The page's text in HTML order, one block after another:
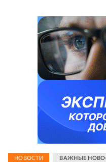
НОВОСТИ ВАЖНЫЕ